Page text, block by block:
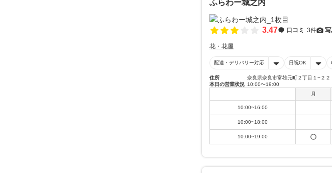
ふらわー城之内
3.47 口コミ 3件
花・花屋
配達・デリバリー対応 日祝OK
住所
奈良県奈良市富雄元町２丁目１−２２
本日の営業状況 10:00〜19:00
月
10:00~16:00
10:00~18:00
10:00~19:00